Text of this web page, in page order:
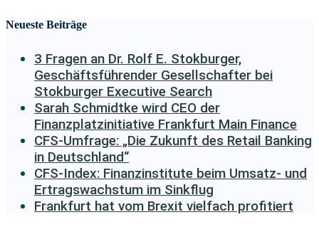
Neueste Beiträge
3 Fragen an Dr. Rolf E. Stokburger,
Geschäftsführender Gesellschafter bei
Stokburger Executive Search
Sarah Schmidtke wird CEO der
Finanzplatzinitiative Frankfurt Main Finance
CFS-Umfrage: „Die Zukunft des Retail Banking
in Deutschland“
CFS-Index: Finanzinstitute beim Umsatz- und
Ertragswachstum im Sinkflug
Frankfurt hat vom Brexit vielfach profitiert